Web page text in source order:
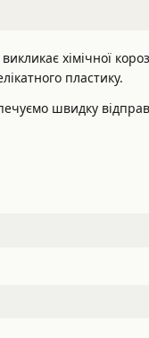
хімічної
пластику.
швидку